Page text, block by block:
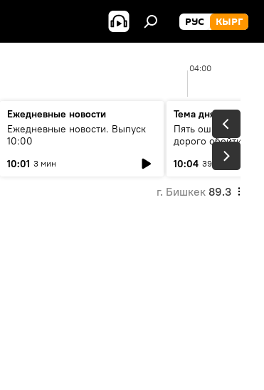
РУС КЫРГ
04:00
Ежедневные новости
Ежедневные новости. Выпуск
10:00
10:01 3 мин
Тема дня
Пять ошибок
дорого обойтись
10:04 39 мин
г. Бишкек 89.3